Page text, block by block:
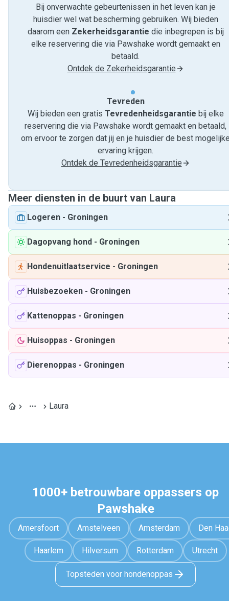
Bij onverwachte gebeurtenissen in het leven kan je
huisdier wel wat bescherming gebruiken. Wij bieden
daarom een Zekerheidsgarantie die inbegrepen is bij
elke reservering die via Pawshake wordt gemaakt en
betaald.
Ontdek de Zekerheidsgarantie
Tevreden
Wij bieden een gratis Tevredenheids­garantie bij elke
reservering die via Pawshake wordt gemaakt en betaald,
om ervoor te zorgen dat jij en je huisdier de best
ervaring krijgen.
Ontdek de Tevredenheidsgarantie
Meer diensten in de buurt van Laura
Logeren - Groningen
Dagopvang hond - Groningen
Hondenuitlaatservice - Groningen
Huisbezoeken - Groningen
Kattenoppas - Groningen
Huisoppas - Groningen
Dierenoppas - Groningen
Laura
1000+ betrouwbare oppassers op
Pawshake
Amersfoort Amstelveen Amsterdam Den
Haarlem Hilversum Rotterdam Utrecht
Topsteden voor hondenoppas